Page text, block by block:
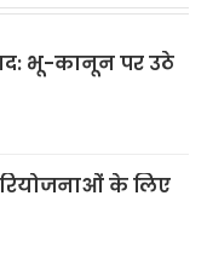
भू-कानून पर उठे
के लिए